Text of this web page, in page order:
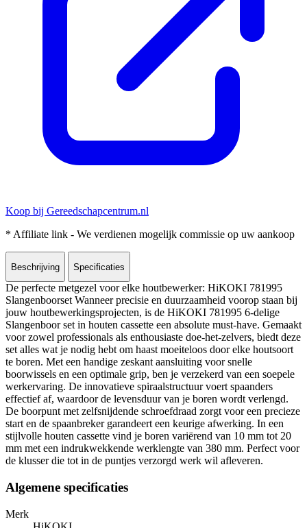
Koop bij Gereedschapcentrum.nl
* Affiliate link - We verdienen mogelijk commissie op uw aankoop
Beschrijving Specificaties
De perfecte metgezel voor elke houtbewerker: HiKOKI 781995
Slangenboorset Wanneer precisie en duurzaamheid voorop staan bij
jouw houtbewerkingsprojecten, is de HiKOKI 781995 6-delige
Slangenboor set in houten cassette een absolute must-have. Gemaakt
voor zowel professionals als enthousiaste doe-het-zelvers, biedt deze
set alles wat je nodig hebt om haast moeiteloos door elke houtsoort
te boren. Met een handige zeskant aansluiting voor snelle
boorwissels en een optimale grip, ben je verzekerd van een soepele
werkervaring. De innovatieve spiraalstructuur voert spaanders
effectief af, waardoor de levensduur van je boren wordt verlengd.
De boorpunt met zelfsnijdende schroefdraad zorgt voor een precieze
start en de spaanbreker garandeert een keurige afwerking. In een
stijlvolle houten cassette vind je boren variërend van 10 mm tot 20
mm met een indrukwekkende werklengte van 380 mm. Perfect voor
de klusser die tot in de puntjes verzorgd werk wil afleveren.
Algemene specificaties
Merk